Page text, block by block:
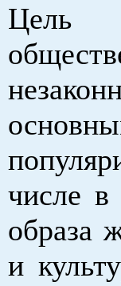
Цель
числе в
образа
и